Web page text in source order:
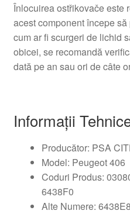
Înlocuirea ostřikovače este
acest component începe
cum ar fi scurgeri de lichid
obicei, se recomandă
dată pe an sau ori de câte
Informații
Producător: PSA
Model: Peugeot 406
Coduri Produs:
6438F0
Alte Numere: 6438E8